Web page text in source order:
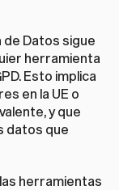
Datos sigue
herramienta
Esto implica
en la UE o
y que
datos que
herramientas